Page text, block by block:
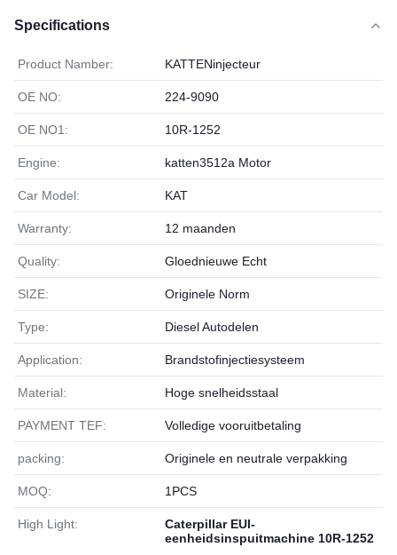
Specifications
Product Namber: KATTENinjecteur
OE NO: 224-9090
OE NO1: 10R-1252
Engine: katten3512a Motor
Car Model: KAT
Warranty: 12 maanden
Quality: Gloednieuwe Echt
SIZE: Originele Norm
Type: Diesel Autodelen
Application: Brandstofinjectiesysteem
Material: Hoge snelheidsstaal
PAYMENT TEF: Volledige vooruitbetaling
packing: Originele en neutrale verpakking
MOQ: 1РСS
High Light:
Caterpillar EUI-
eenheidsinspuitmachine 10R-1252